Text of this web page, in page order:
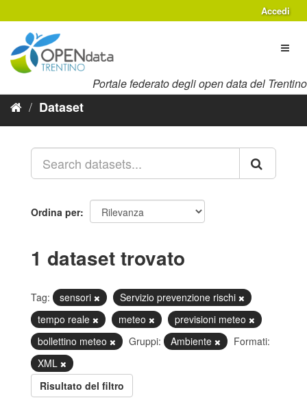
al
contenuto
Accedi
Portale federato degli open data del Trentino
Dataset
Ordina per
1 dataset trovato
Tag: sensori
Servizio prevenzione rischi
tempo reale
meteo
previsioni meteo
bollettino meteo
Gruppi: Ambiente
Formati:
XML
Risultato del filtro